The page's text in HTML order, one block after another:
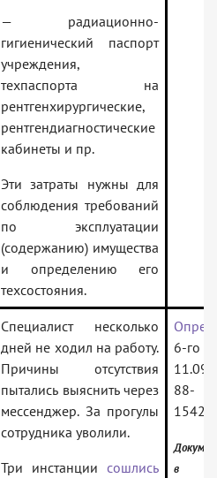
— радиационно-
гигиенический паспорт
учреждения,
техпаспорта на
рентгенхирургические,
рентгендиагностические
кабинеты и пр.
Эти затраты нужны для
соблюдения требований
по эксплуатации
(содержанию) имущества
и определению его
техсостояния.
Специалист несколько
дней не ходил на работу.
Причины отсутствия
пытались выяснить через
мессенджер. За прогулы
сотрудника уволили.
Три инстанции сошлись
6-го
88-
в